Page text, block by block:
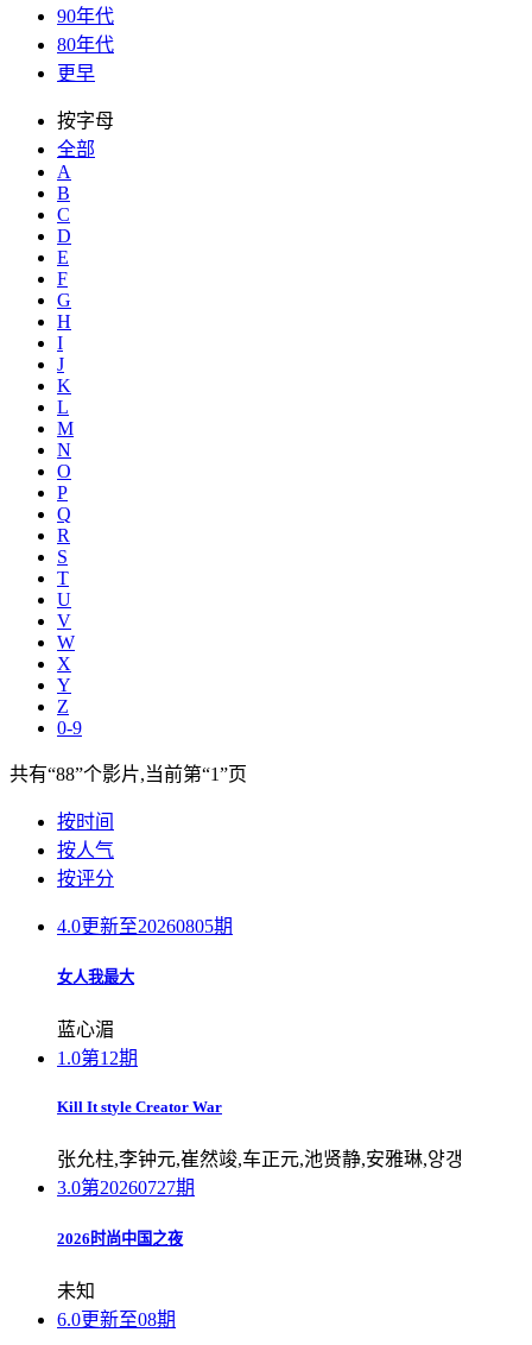
90年代
80年代
更早
按字母
全部
A
B
C
D
E
F
G
H
I
J
K
L
M
N
O
P
Q
R
S
T
U
V
W
X
Y
Z
0-9
共有“88”个影片,当前第“1”页
按时间
按人气
按评分
4.0更新至20260805期
女人我最大
蓝心湄
1.0第12期
Kill It style Creator War
张允柱,李钟元,崔然竣,车正元,池贤静,安雅琳,양갱
3.0第20260727期
2026时尚中国之夜
未知
6.0更新至08期